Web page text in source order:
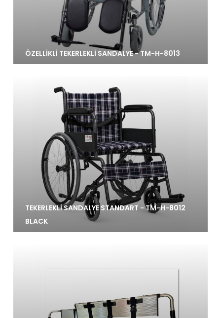
ÖZELLİKLİ TEKERLEKLİ SANDALYE - TM-H-8013
TEKERLEKLİ SANDALYE STANDART - TM-H-8012
BLACK